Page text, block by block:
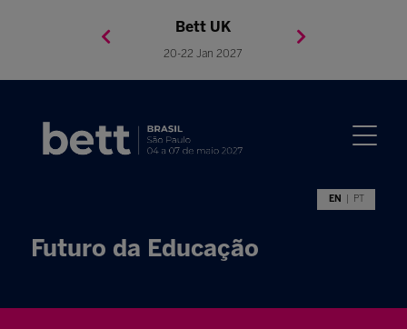
Bett UK
20-22 Jan 2027
Bett Brasil
05-08 Mai 2026
Bett Asia
23-24 Setembro 2026
Bett USA
8-10 November 2027
EN PT
Futuro da Educação